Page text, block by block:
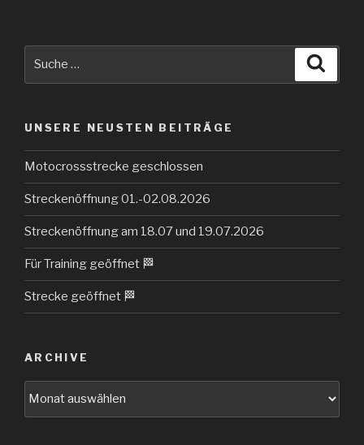
UNSERE NEUSTEN BEITRÄGE
Motocrossstrecke geschlossen
Streckenöffnung 01.-02.08.2026
Streckenöffnung am 18.07 und 19.07.2026
Für Training geöffnet 🏁
Strecke geöffnet 🏁
ARCHIVE